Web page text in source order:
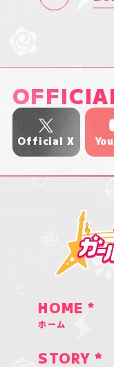
Official X
HOME
ホーム
STORY